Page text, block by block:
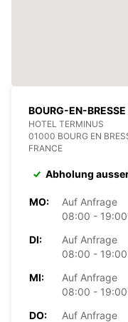
BOURG-EN-
HOTEL TERMINUS
01000 BOURG EN
FRANCE
Abholung
MO:
Auf Anfrage
08:00 -
DI:
Auf Anfrage
08:00 -
MI:
Auf Anfrage
08:00 -
DO:
Auf Anfrage